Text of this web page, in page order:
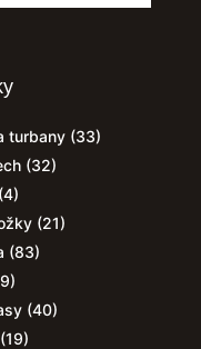
turbany (33)
(32)
(21)
(83)
(40)
(19)